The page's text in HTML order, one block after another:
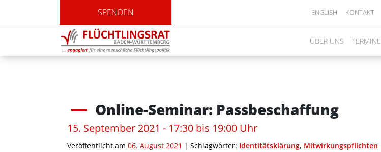
SPENDEN ENGLISH KONTAKT
ÜBER UNS TERMINE
Online-Seminar: Passbeschaffung
15. September 2021 - 17:30 bis 19:00 Uhr
Veröffentlicht am 06. August 2021 | Schlagwörter: Identitätsklärung, Mitwirkungspflichten